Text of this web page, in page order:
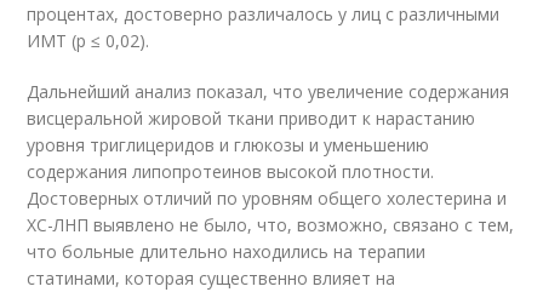
процентах, достоверно различалось у лиц с различными
ИМТ (р ≤ 0,02).
Дальнейший анализ показал, что увеличение содержания
висцеральной жировой ткани приводит к нарастанию
уровня триглицеридов и глюкозы и уменьшению
содержания липопротеинов высокой плотности.
Достоверных отличий по уровням общего холестерина и
ХС-ЛНП выявлено не было, что, возможно, связано с тем,
что больные длительно находились на терапии
статинами, которая существенно влияет на